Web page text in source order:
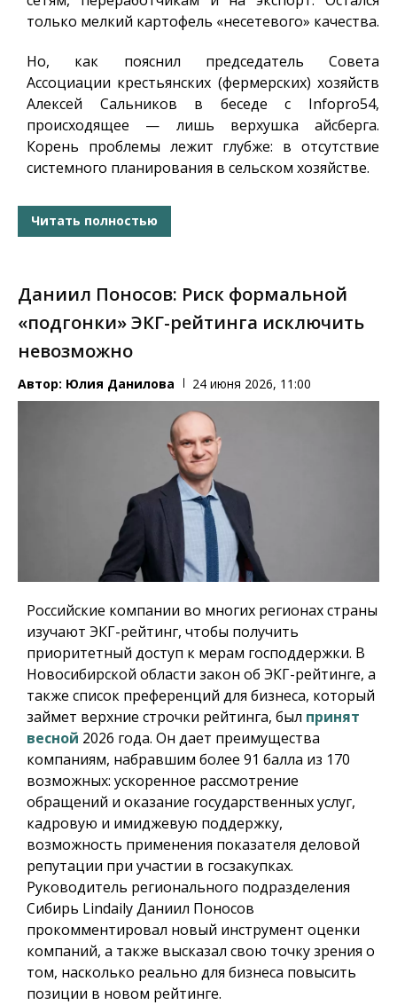
только мелкий картофель «несетевого» качества.
Но, как пояснил председатель Совета
Ассоциации крестьянских (фермерских) хозяйств
Алексей Сальников в беседе с Infopro54,
происходящее — лишь верхушка айсберга.
Корень проблемы лежит глубже: в отсутствие
системного планирования в сельском хозяйстве.
Читать полностью
Даниил Поносов: Риск формальной
«подгонки» ЭКГ-рейтинга исключить
невозможно
Автор: Юлия Данилова 24 июня 2026, 11:00
Российские компании во многих регионах страны
изучают ЭКГ-рейтинг, чтобы получить
приоритетный доступ к мерам господдержки. В
Новосибирской области закон об ЭКГ-рейтинге, а
также список преференций для бизнеса, который
займет верхние строчки рейтинга, был принят
весной 2026 года. Он дает преимущества
компаниям, набравшим более 91 балла из 170
возможных: ускоренное рассмотрение
обращений и оказание государственных услуг,
кадровую и имиджевую поддержку,
возможность применения показателя деловой
репутации при участии в госзакупках.
Руководитель регионального подразделения
Сибирь Lindaily Даниил Поносов
прокомментировал новый инструмент оценки
компаний, а также высказал свою точку зрения о
том, насколько реально для бизнеса повысить
позиции в новом рейтинге.